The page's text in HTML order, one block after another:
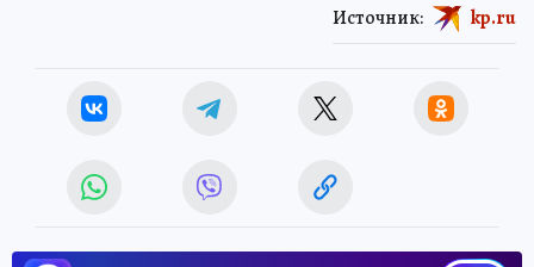
Источник: kp.ru